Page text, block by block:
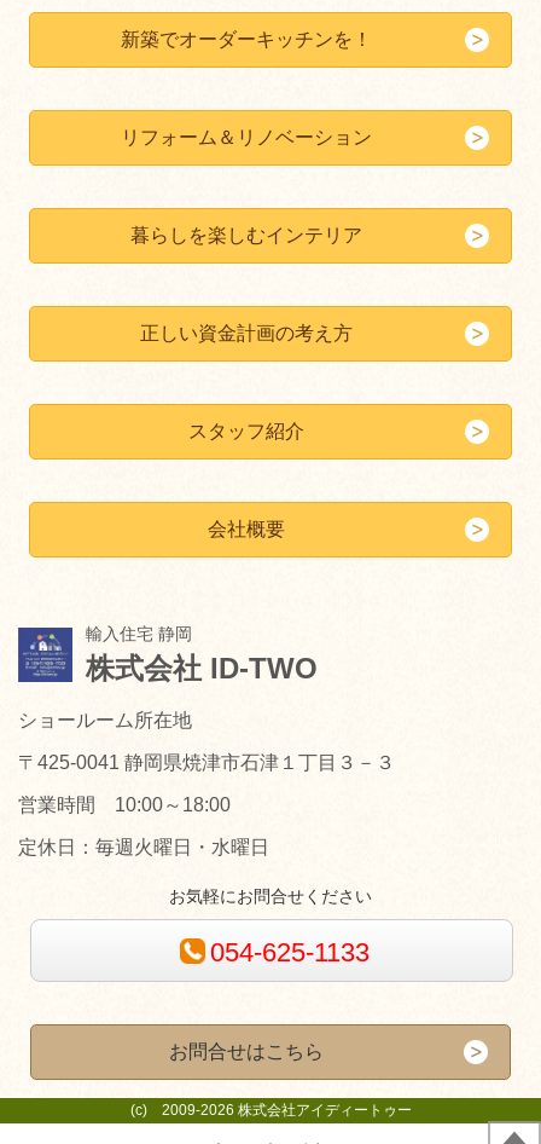
新築でオーダーキッチンを！
リフォーム＆リノベーション
暮らしを楽しむインテリア
正しい資金計画の考え方
スタッフ紹介
会社概要
輸入住宅 静岡
株式会社 ID-TWO
ショールーム所在地
〒425-0041 静岡県焼津市石津１丁目３－３
営業時間 10:00～18:00
定休日：毎週火曜日・水曜日
お気軽にお問合せください
054-625-1133
お問合せはこちら
(c) 2009-2026 株式会社アイディートゥー